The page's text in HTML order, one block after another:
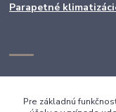
Parapetné
Pre základnú